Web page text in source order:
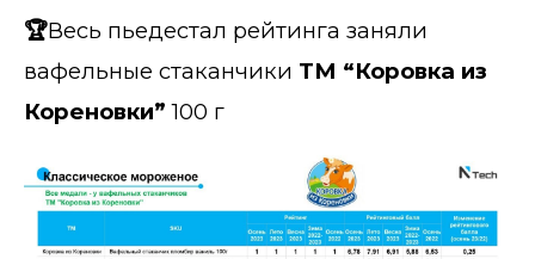
🏆Весь пьедестал рейтинга заняли
вафельные стаканчики ТМ “Коровка из
Кореновки” 100 г